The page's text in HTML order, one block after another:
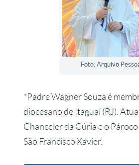
Foto: Arquivo
*Padre Wagner Souza é
diocesano de Itaguaí (RJ).
Chanceler da Cúria e o
São Francisco Xavier.